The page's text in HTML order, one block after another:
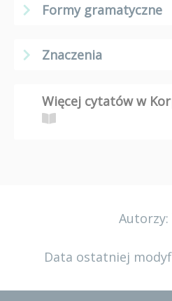
Formy gramatyczne
Znaczenia
Więcej cytatów w
Autorzy:
Data ostatniej